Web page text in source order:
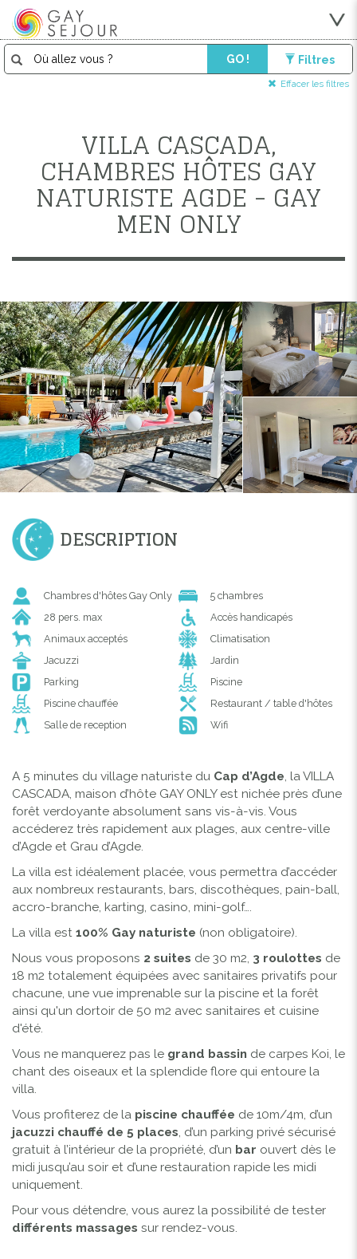
GO ! Filtres
Effacer les filtres
VILLA CASCADA,
CHAMBRES HÔTES GAY
NATURISTE AGDE - GAY
MEN ONLY
DESCRIPTION
Chambres d'hôtes Gay Only
5 chambres
28 pers. max
Accès handicapés
Animaux acceptés
Climatisation
Jacuzzi
Jardin
Parking
Piscine
Piscine chauffée
Restaurant / table d'hôtes
Salle de reception
Wifi
A 5 minutes du village naturiste du Cap d’Agde, la VILLA
CASCADA, maison d’hôte GAY ONLY est nichée près d’une
forêt verdoyante absolument sans vis-à-vis. Vous
accéderez très rapidement aux plages, aux centre-ville
d’Agde et Grau d’Agde.
La villa est idéalement placée, vous permettra d’accéder
aux nombreux restaurants, bars, discothèques, pain-ball,
accro-branche, karting, casino, mini-golf….
La villa est 100% Gay naturiste (non obligatoire).
Nous vous proposons 2 suites de 30 m2, 3 roulottes de
18 m2 totalement équipées avec sanitaires privatifs pour
chacune, une vue imprenable sur la piscine et la forêt
ainsi qu'un dortoir de 50 m2 avec sanitaires et cuisine
d'été.
Vous ne manquerez pas le grand bassin de carpes Koi, le
chant des oiseaux et la splendide flore qui entoure la
villa.
Vous profiterez de la piscine chauffée de 10m/4m, d’un
jacuzzi chauffé de 5 places, d’un parking privé sécurisé
gratuit à l’intérieur de la propriété, d’un bar ouvert dès le
midi jusqu’au soir et d’une restauration rapide les midi
uniquement.
Pour vous détendre, vous aurez la possibilité de tester
différents massages sur rendez-vous.